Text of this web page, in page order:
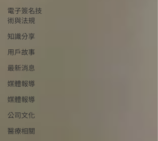
電子簽名技
術與法規
知識分享
用戶故事
最新消息
媒體報導
媒體報導
公司文化
醫療相關